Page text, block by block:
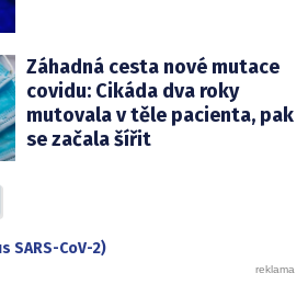
Záhadná cesta nové mutace
covidu: Cikáda dva roky
mutovala v těle pacienta, pak
se začala šířit
SARS-CoV-2)